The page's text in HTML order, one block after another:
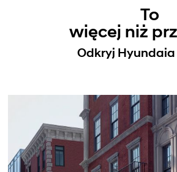
To
więcej niż
Odkryj Hyundaia